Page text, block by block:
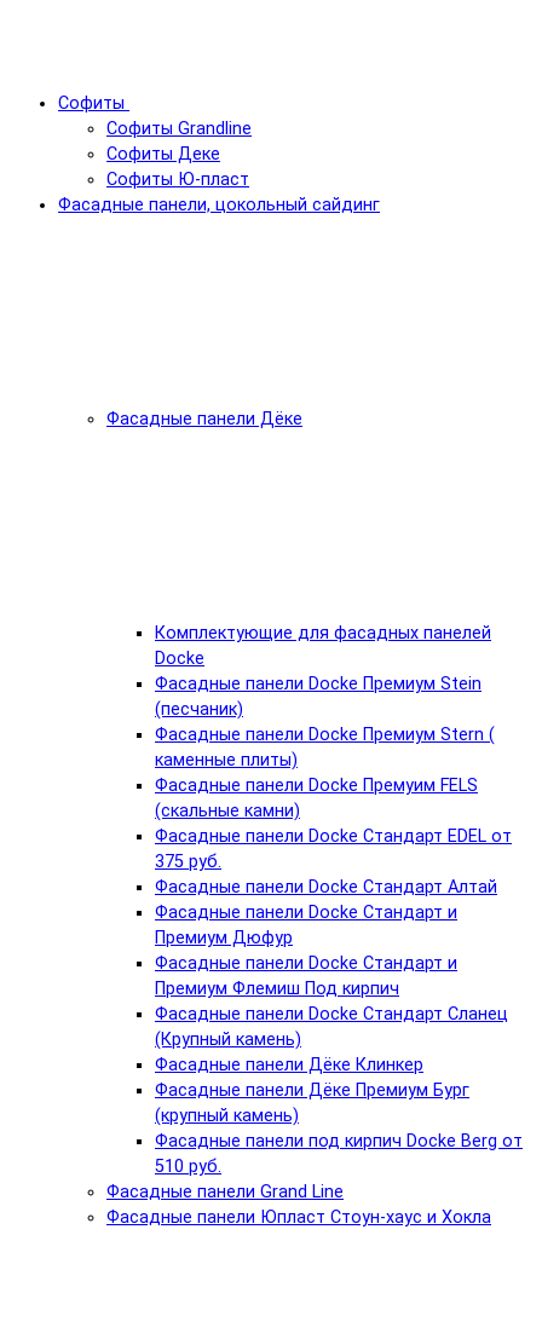
Софиты
Софиты Grandline
Софиты Деке
Софиты Ю-пласт
Фасадные панели, цокольный сайдинг
Фасадные панели Дёке
Комплектующие для фасадных панелей
Docke
Фасадные панели Docke Премиум Stein
(песчаник)
Фасадные панели Docke Премиум Stern (
каменные плиты)
Фасадные панели Docke Премуим FELS
(скальные камни)
Фасадные панели Docke Стандарт EDEL от
375 руб.
Фасадные панели Docke Стандарт Алтай
Фасадные панели Docke Стандарт и
Премиум Дюфур
Фасадные панели Docke Стандарт и
Премиум Флемиш Под кирпич
Фасадные панели Docke Стандарт Сланец
(Крупный камень)
Фасадные панели Дёке Клинкер
Фасадные панели Дёке Премиум Бург
(крупный камень)
Фасадные панели под кирпич Docke Berg от
510 руб.
Фасадные панели Grand Line
Фасадные панели Юпласт Стоун-хаус и Хокла